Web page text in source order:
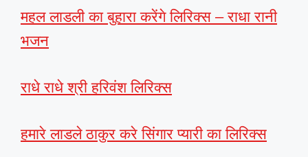
महल लाडली का बुहारा करेंगे लिरिक्स – राधा रानी
भजन
राधे राधे श्री हरिवंश लिरिक्स
हमारे लाडले ठाकुर करे सिंगार प्यारी का लिरिक्स